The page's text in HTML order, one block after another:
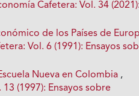
Cafetera: Vol. 34 (2021):
de los Países de
Vol. 6 (1991): Ensayos
Nueva en Colombia ,
(1997): Ensayos sobre